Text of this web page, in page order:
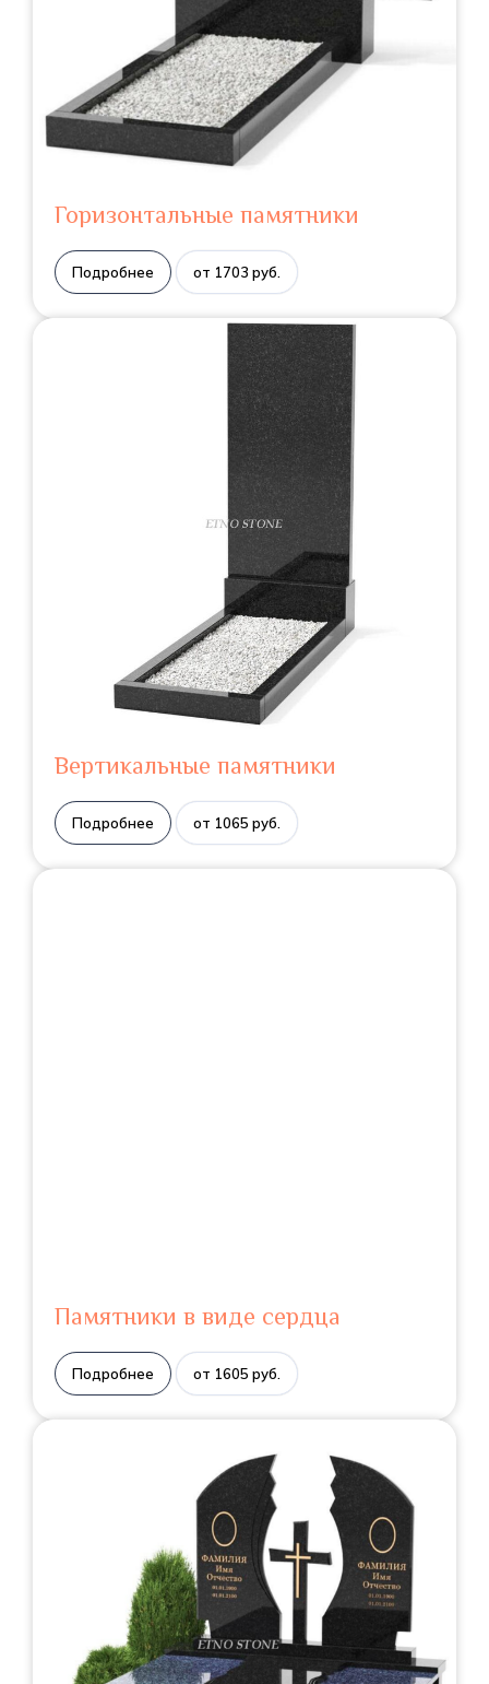
Горизонтальные памятники
Подробнее от 1703 руб.
Вертикальные памятники
Подробнее от 1065 руб.
Памятники в виде сердца
Подробнее от 1605 руб.